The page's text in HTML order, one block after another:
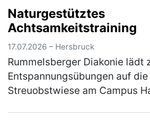
die konjunkturelle Entwicklung
(mehr)
Naturgestütztes
Achtsamkeitstraining
17.07.2026 – Hersbruck
Rummelsberger Diakonie lädt
Entspannungsübungen auf
Streuobstwiese am Campus